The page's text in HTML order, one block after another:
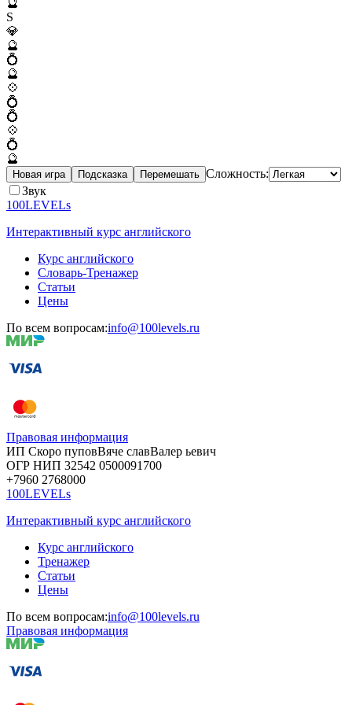
🔮
S
💎
🔮
💍
🔮
💠
💍
💍
💠
💍
🔮
Новая игра Подсказка Перемешать Сложность:
Звук
100LEVELs
Интерактивный курс английского
Курс английского
Словарь-Тренажер
Статьи
Цены
По всем вопросам:info@100levels.ru
Правовая информация
ИП Скоро пуповВяче славВалер ьевич
ОГР НИП 32542 0500091700
+7960 2768000
100LEVELs
Интерактивный курс английского
Курс английского
Тренажер
Статьи
Цены
По всем вопросам:info@100levels.ru
Правовая информация